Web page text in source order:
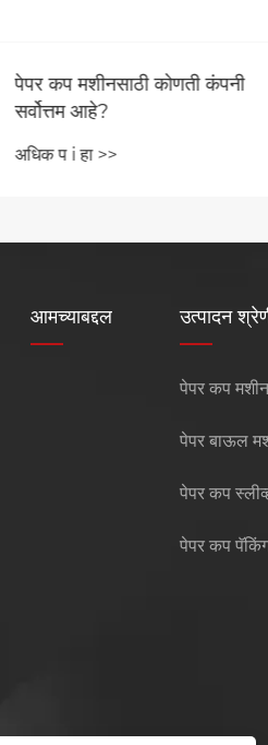
पेपर कप मशीनसाठी कोणती कंपनी
सर्वोत्तम आहे?
अधिक प i हा >>
आमच्याबद्दल उत्पादन
पेपर कप मशीन
पेपर बाऊल
पेपर कप
पेपर कप